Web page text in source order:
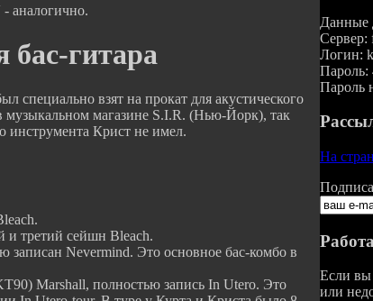
аналогично.
бас-гитара
специально взят на прокат для акустического
музыкальном магазине S.I.R. (Нью-Йорк), так
инструмента Крист не имел.
и третий сейшн Bleach.
записан Nevermind. Это основное бас-комбо в
Marshall, полностью запись In Utero. Это
Данные
Сервер:
Логин:
Пароль:
Пароль
На
Если вы
или